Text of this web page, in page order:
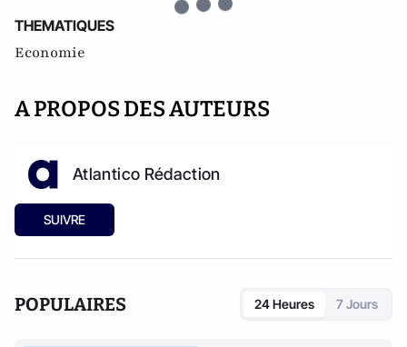
THEMATIQUES
Economie
A PROPOS DES AUTEURS
Atlantico Rédaction
SUIVRE
POPULAIRES 24 Heures 7 Jours